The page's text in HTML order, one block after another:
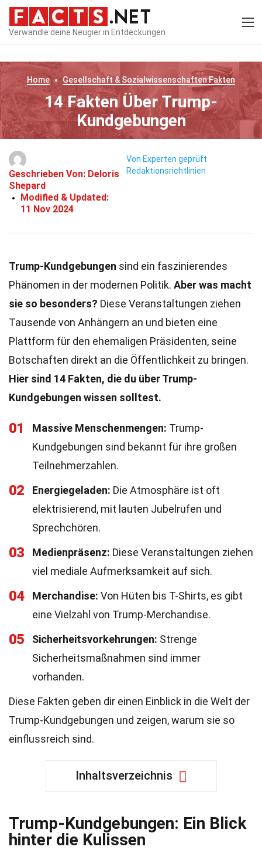
Verwandle deine Neugier in Entdeckungen
Home Gesellschaft & SozialwissenschaftenFakten
14 Fakten Über Trump-
Kundgebungen
Geschrieben Von: Deloris
Shepard
Modified & Updated:
11 Nov 2024
Von Experten geprüft
Redaktionsrichtlinien
Trump-Kundgebungen sind ein faszinierendes
Phänomen in der modernen Politik. Aber was macht
sie so besonders? Diese Veranstaltungen ziehen
Tausende von Anhängern an und bieten eine
Plattform für den ehemaligen Präsidenten, seine
Botschaften direkt an die Öffentlichkeit zu bringen.
Hier sind 14 Fakten, die du über Trump-
Kundgebungen wissen solltest.
01 Massive Menschenmengen: Trump-
Kundgebungen sind bekannt für ihre großen
Teilnehmerzahlen.
02 Energiegeladen: Die Atmosphäre ist oft
elektrisierend, mit lauten Jubelrufen und
Sprechchören.
03 Medienpräsenz: Diese Veranstaltungen ziehen
viel mediale Aufmerksamkeit auf sich.
04 Merchandise: Von Hüten bis T-Shirts, es gibt
eine Vielzahl von Trump-Merchandise.
05 Sicherheitsvorkehrungen: Strenge
Sicherheitsmaßnahmen sind immer
vorhanden.
Diese Fakten geben dir einen Einblick in die Welt der
Trump-Kundgebungen und zeigen, warum sie so
einflussreich sind.
Inhaltsverzeichnis
Trump-Kundgebungen: Ein Blick
hinter die Kulissen